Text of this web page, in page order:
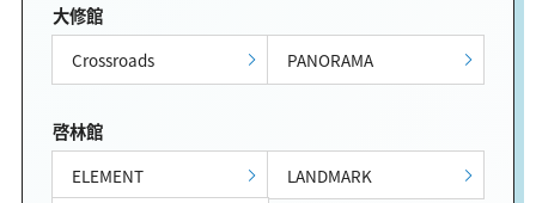
大修館
Crossroads PANORAMA
啓林館
ELEMENT
LANDMARK